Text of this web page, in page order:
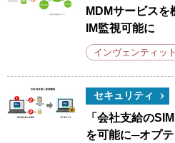
MDMサービス
IM監視可能に
インヴェンティット
セキュリティ
「会社支給の
を可能に─オプ